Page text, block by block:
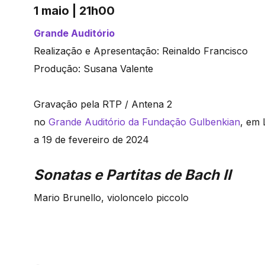
1 maio | 21h00
Grande Auditório
Realização e Apresentação: Reinaldo Francisco
Produção: Susana Valente
Gravação pela RTP / Antena 2
no Grande Auditório da Fundação Gulbenkian, em
a 19 de fevereiro de 2024
Sonatas e Partitas de Bach II
Mario Brunello, violoncelo piccolo